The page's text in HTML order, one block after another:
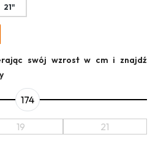
swój wzrost w cm i znajdź
174
19 21
21"